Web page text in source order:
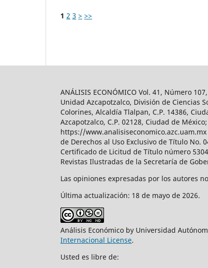
1 2 3 > >>
ANÁLISIS ECONÓMICO Vol. 41, Número
Unidad Azcapotzalco, División de Ciencias
Colorines, Alcaldía Tlalpan, C.P. 14386,
Azcapotzalco, C.P. 02128, Ciudad de
https://
de Derechos al Uso Exclusivo de Título No.
Certificado de Licitud de Título número
Revistas Ilustradas de la Secretaría de
Las opiniones expresadas por los autores
Última actualización: 18 de mayo de 2026.
Análisis Económico by Universidad
Internacional License.
Usted es libre de: